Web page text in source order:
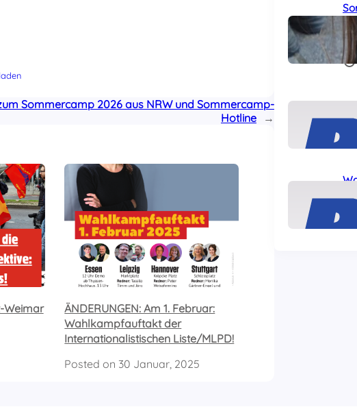
Sommercamp 2026 aus NRW und Sommercamp-
Hotline
→
Weimar
ÄNDERUNGEN: Am 1. Februar:
Wahlkampfauftakt der
Internationalistischen Liste/MLPD!
Posted on 30 Januar, 2025